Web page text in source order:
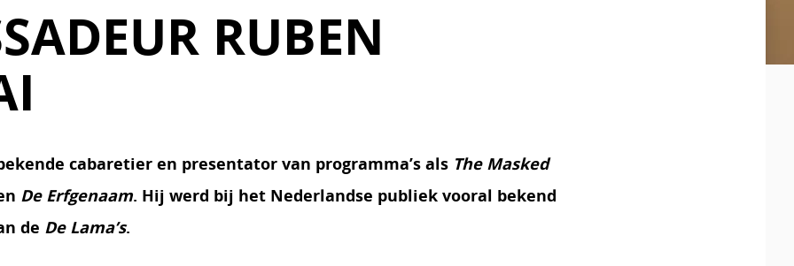
RUBEN
cabaretier en presentator van programma’s als The Masked
De Erfgenaam. Hij werd bij het Nederlandse publiek vooral bekend
de De Lama’s.